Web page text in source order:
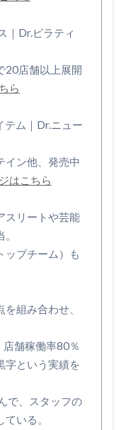
｜Dr.ピラティ
20店舗以上展開
ら
ム｜Dr.ニュー
イン他、発売中
はこちら
スリートや芸能
ップチーム）も
組み合わせ、
舗稼働率80％
字という実績を
で、スタッフの
いる。